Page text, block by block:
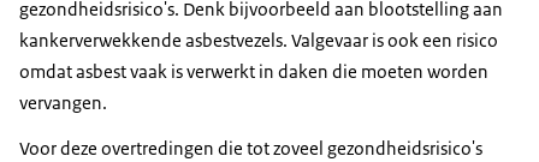
gezondheidsrisico's. Denk bijvoorbeeld aan blootstelling aan
kankerverwekkende asbestvezels. Valgevaar is ook een risico
omdat asbest vaak is verwerkt in daken die moeten worden
vervangen.
Voor deze overtredingen die tot zoveel gezondheidsrisico's